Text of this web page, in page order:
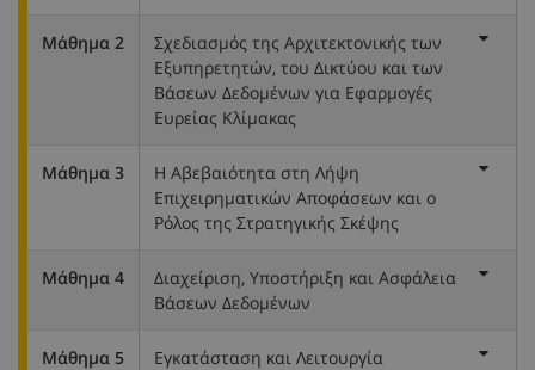
Μάθημα 2
Σχεδιασμός της Αρχιτεκτονικής των
Εξυπηρετητών, του Δικτύου και των
Βάσεων Δεδομένων για Εφαρμογές
Ευρείας Κλίμακας
Μάθημα 3
Η Αβεβαιότητα στη Λήψη
Επιχειρηματικών Αποφάσεων και ο
Ρόλος της Στρατηγικής Σκέψης
Μάθημα 4
Διαχείριση, Υποστήριξη και Ασφάλεια
Βάσεων Δεδομένων
Μάθημα 5
Εγκατάσταση και Λειτουργία